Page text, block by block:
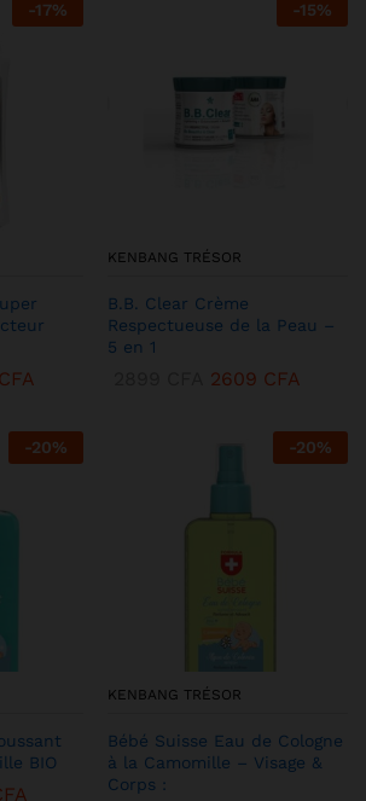
-17%
CFA
-15%
KENBANG TRÉSOR
B.B. Clear Crème
Respectueuse de la Peau –
5 en 1
2609 CFA
-20%
BIO
-20%
KENBANG TRÉSOR
Bébé Suisse Eau de Cologne
à la Camomille – Visage &
Corps :